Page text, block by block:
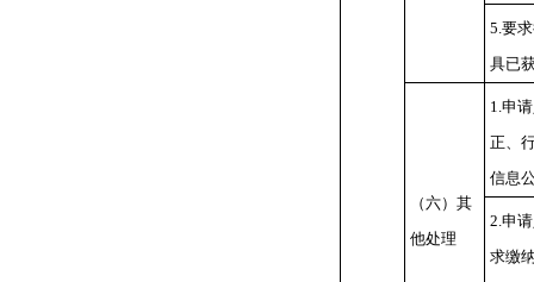
5.要
具已
（六）其
他处理
1.申
正、
信息
2.申
求缴